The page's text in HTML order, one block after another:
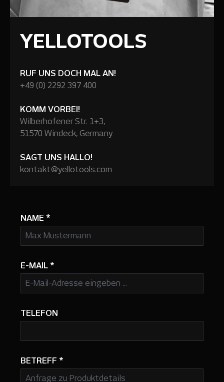
YELLOTOOLS
RUF UNS DOCH MAL AN!
+49 (0) 2292 397 400
KOMM VORBEI!
Wilberhofener Str. 1+3,
51570 Windeck, Germany
SAGT UNS HALLO!
kontakt@yellotools.com
NAME *
E-MAIL *
TELEFON
BETREFF *